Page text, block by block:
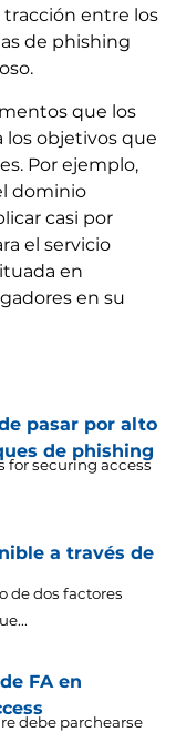
entre los
de phishing
que los
los objetivos que
Por ejemplo,
dominio
casi por
el servicio
en
en su
pasar por alto
de phishing
for securing access
a través de
de dos factores
FA en
debe parchearse